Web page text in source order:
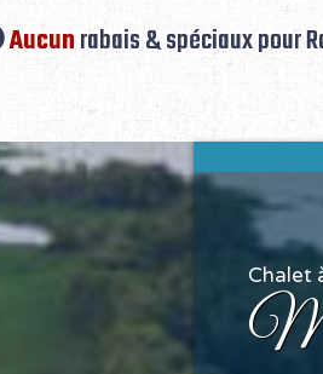
Aucunrabais & spéciaux pour
Chalet